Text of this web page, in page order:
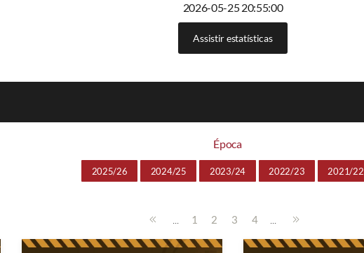
2026-05-25 20:55:00
Assistir estatísticas
Época
2025/26 2024/25 2023/24 2022/23 2021/22
... 1 2 3 4 ...